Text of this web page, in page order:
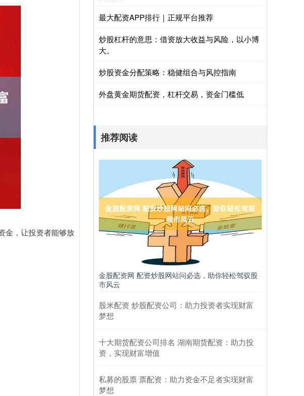
金，让投资者能够放
最大配资APP排行｜正规平台推荐
炒股杠杆的意思：借资放大收益与风险，以小博
大。
炒股资金分配策略：稳健组合与风控指南
外盘黄金期货配资，杠杆交易，资金门槛低
推荐阅读
金股配资网 配资炒股网站问必选，助你轻松驾驭股
市风云
股米配资 炒股配资公司：助力投资者实现财富
梦想
十大期货配资公司排名 湖南期货配资：助力投
资，实现财富增值
私募的股票 票配资：助力资金不足者实现财富
梦想